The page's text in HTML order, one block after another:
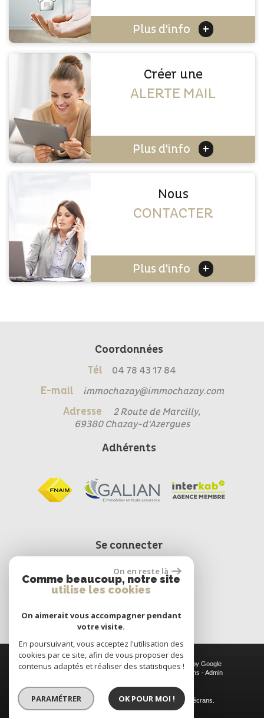
Plus d'info +
Créer une
ALERTE MAIL
Plus d'info +
Nous
CONTACTER
Plus d'info +
Coordonnées
Tél
04 78 43 17 84
E-mail immochazay@immochazay.com
Adresse
2 Route de Marcilly,
69380 Chazay-d'Azergues
Adhérents
Se connecter
Espace propriétaire
© 2026 | Tous droits réservés | Traduction powered by Google
Plan du site
Nos honoraires Liens -Admin
Site internet compatible multi-supports,
un seul site adaptable à tous les types d'écrans.
On en reste là
Comme beaucoup, notre site
utilise les cookies
On aimerait vous accompagner pendant
votre visite.
En poursuivant, vous acceptez l'utilisation des
cookies par ce site, afin de vous proposer des
contenus adaptés et réaliser des statistiques !
PARAMÉTRER OK POUR MOI !